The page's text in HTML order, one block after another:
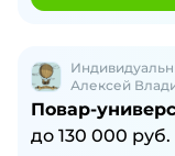
Алексей
Повар-
до 130 000 руб.